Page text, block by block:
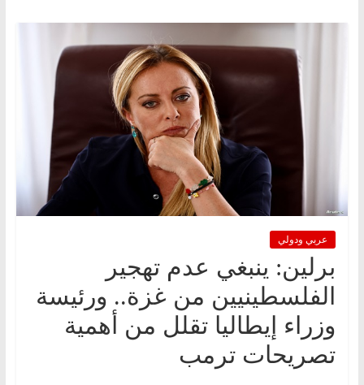
عربي ودولي
برلين: ينبغي عدم تهجير
الفلسطينيين من غزة.. ورئيسة
وزراء إيطاليا تقلل من أهمية
تصريحات ترمب